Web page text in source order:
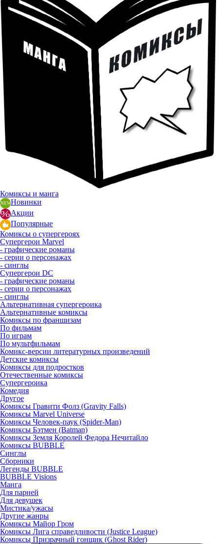
Комиксы и манга
Новинки
Акции
Популярные
Комиксы о супергероях
Супергерои Marvel
- графические романы
- серии о персонажах
- синглы
Супергерои DC
- графические романы
- серии о персонажах
- синглы
Альтернативная супергероика
Альтернативные комиксы
Комиксы по франшизам
По фильмам
По играм
По мультфильмам
Комикс-версии литературных произведений
Детские комиксы
Комиксы для подростков
Отечественные комиксы
Супергероика
Комедия
Другое
Комиксы Гравити Фолз (Gravity Falls)
Комиксы Marvel Universe
Комиксы Человек-паук (Spider-Man)
Комиксы Бэтмен (Batman)
Комиксы Земля Королей Федора Нечитайло
Комиксы BUBBLE
Синглы
Сборники
Легенды BUBBLE
BUBBLE Visions
Манга
Для парней
Для девушек
Мистика/ужасы
Другие жанры
Комиксы Майор Гром
Комиксы Лига справедливости (Justice League)
Комиксы Призрачный гонщик (Ghost Rider)